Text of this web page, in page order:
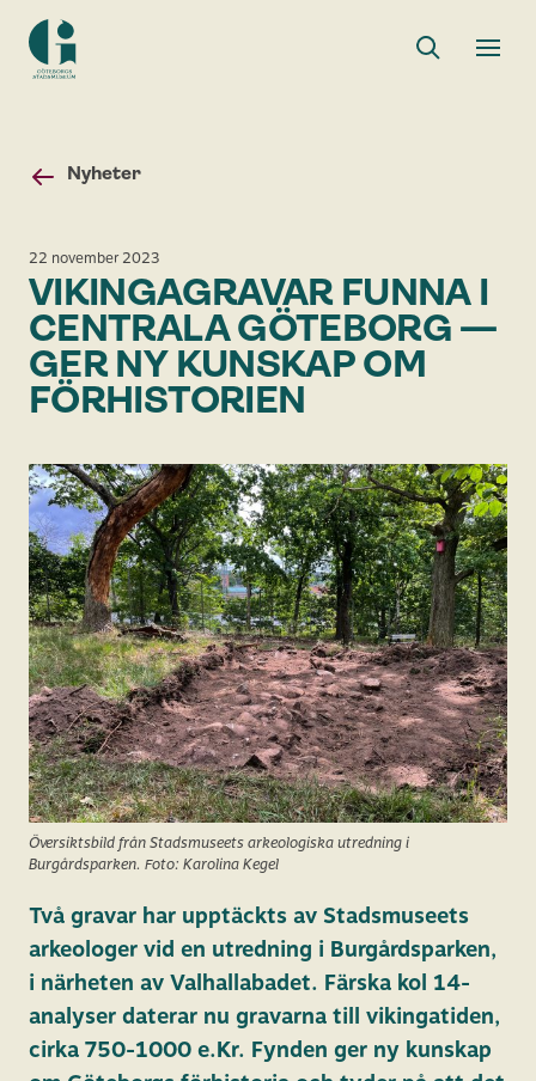
Göteborgs
Toggle
Nyheter
22 november 2023
VIKINGAGRAVAR FUNNA I
CENTRALA GÖTEBORG —
GER NY KUNSKAP OM
FÖRHISTORIEN
Översiktsbild från Stadsmuseets arkeologiska utredning i
Burgårdsparken. Foto: Karolina Kegel
Två gravar har upptäckts av Stadsmuseets
arkeologer vid en utredning i Burgårdsparken,
i närheten av Valhallabadet. Färska kol 14-
analyser daterar nu gravarna till vikingatiden,
cirka 750-1000 e.Kr. Fynden ger ny kunskap